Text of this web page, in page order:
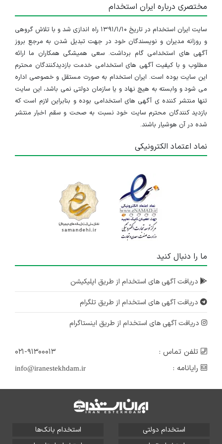
مختصری درباره ایران استخدام
سایت ایران استخدام در تاریخ ۱۳۹۱/۱/۱۰ راه اندازی شد و با تلاش گروهی
و روزانه مدیران و نویسندگان خود در جهت تبدیل شدن به مرجع بروز
آگهی های استخدامی گام برداشت. سعی همیشگی همکاران ما ارائه
مطلوب و با کیفیت آگهی های استخدامی خدمت بازدیدکنندگان محترم
این سایت بوده است. ایران استخدام به صورت مستقل و خصوصی اداره
می شود و وابسته به هیچ نهاد و یا سازمان دولتی نمی باشد، این سایت
تنها منتشر کننده ی آگهی های استخدامی بوده و بنابراین لازم است که
بازدید کنندگان محترم سایت خود نسبت به صحت و سقم اخبار منتشر
شده در آن هوشیار باشند.
نماد اعتماد الکترونیکی
ما را دنبال کنید
دریافت آگهی های استخدام از طریق اپلیکیشن
دریافت آگهی های استخدام از طریق تلگرام
دریافت آگهی های استخدام از طریق اینستاگرام
تلفن تماس :
۰۲۱-۹۱۳۰۰۰۱۳
رایانامه :
info@iranestekhdam.ir
استخدام دولتی
استخدام بانک‌ها